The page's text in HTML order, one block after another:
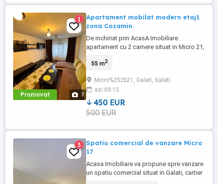
Promovat 7
1
Apartament mobilat modern etaj1
zona Cozamin
De inchiriat prin AcasA Imobiliare
apartament cu 2 camere situat in Micro 21,
etaje. Locuinta este mobilata si utilata
centrala proprie si AC. La incheierea
contractului se va achita luna in curs, o
luna cu titlu de garantie ...
55 m2
Micro%252b21, Galati, Galati
azi 09:15
450 EUR
500 EUR
3
Spatiu comercial de vanzare Micro
17
Acasa Imobiliare va propune spre vanzare
un spatiu comercial situat in Galati, cartier